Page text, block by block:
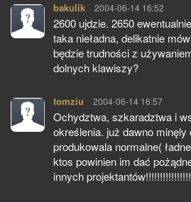
bakulik pisze:
2004-06-14 16:52
2600 ujdzie. 2650
taka nieładna, delikatnie
będzie trudności z
dolnych klawiszy?
tomziu pisze:
2004-06-14 16:57
Ochydztwa, szkaradztwa i
określenia. już dawno
produkowala normalne(
ktos powinien im dać
innych